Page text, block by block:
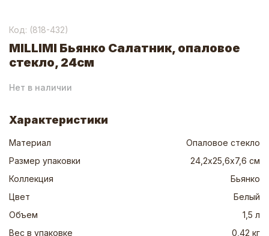
Код: (818-432)
MILLIMI Бьянко Салатник, опаловое
стекло, 24см
Нет в наличии
Характеристики
Материал
Опаловое стекло
Размер упаковки
24,2х25,6х7,6 см
Коллекция
Бьянко
Цвет
Белый
Объем
1,5 л
Вес в упаковке
0,42 кг